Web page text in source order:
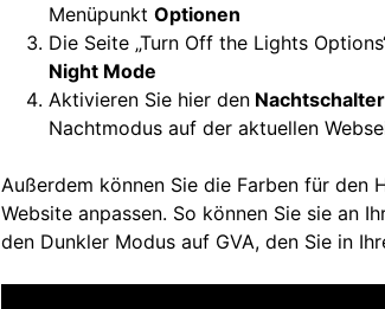
MenüpunktOptionen
Die Seite „Turn Off the Lights
Night Mode
Aktivieren Sie hier den Nachtschalter
Nachtmodus auf der aktuellen
Außerdem können Sie die Farben für den
Website anpassen. So können Sie sie an
den Dunkler Modus auf GVA, den Sie in